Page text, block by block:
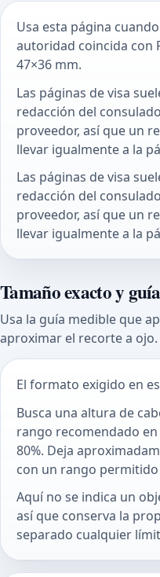
Usa esta página
autoridad coincida con
47×36 mm.
Las páginas de visa
redacción del
proveedor, así que un
llevar igualmente a la
Las páginas de visa
redacción del
proveedor, así que un
llevar igualmente a la
Tamaño exacto y
Usa la guía medible que
aproximar el recorte a ojo.
El formato exigido en
Busca una altura de
rango recomendado en
80%. Deja
con un rango permitido
Aquí no se indica un
así que conserva la
separado cualquier